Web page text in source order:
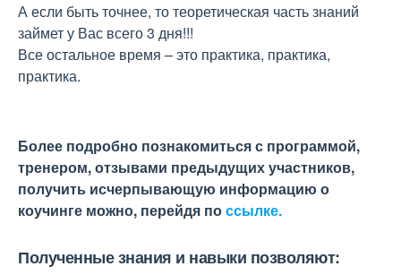
А если быть точнее, то теоретическая часть знаний
займет у Вас всего 3 дня!!!
Все остальное время – это практика, практика,
практика.
Более подробно познакомиться с программой,
тренером, отзывами предыдущих участников,
получить исчерпывающую информацию о
коучинге можно, перейдя поссылке.
Полученные знания и навыки позволяют: